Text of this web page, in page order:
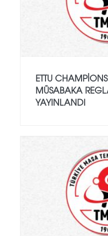
ETTU
MÜSABAKA
YAYINLANDI